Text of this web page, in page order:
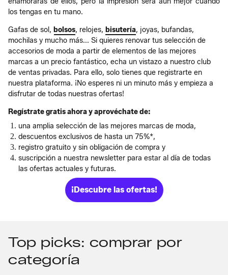
los tengas en tu mano.
Gafas de sol, bolsos, relojes, bisutería, joyas, bufandas,
mochilas y mucho más... Si quieres renovar tus selección de
accesorios de moda a partir de elementos de las mejores
marcas a un precio fantástico, echa un vistazo a nuestro club
de ventas privadas. Para ello, solo tienes que registrarte en
nuestra plataforma. ¡No esperes ni un minuto más y empieza a
disfrutar de todas nuestras ofertas!
Regístrate gratis ahora y aprovéchate de:
una amplia selección de las mejores marcas de moda,
descuentos exclusivos de hasta un 75%*,
registro gratuito y sin obligación de compra y
suscripción a nuestra newsletter para estar al día de todas
las ofertas actuales y futuras.
¡Descubre las ofertas!
Top picks: comprar por
categoría